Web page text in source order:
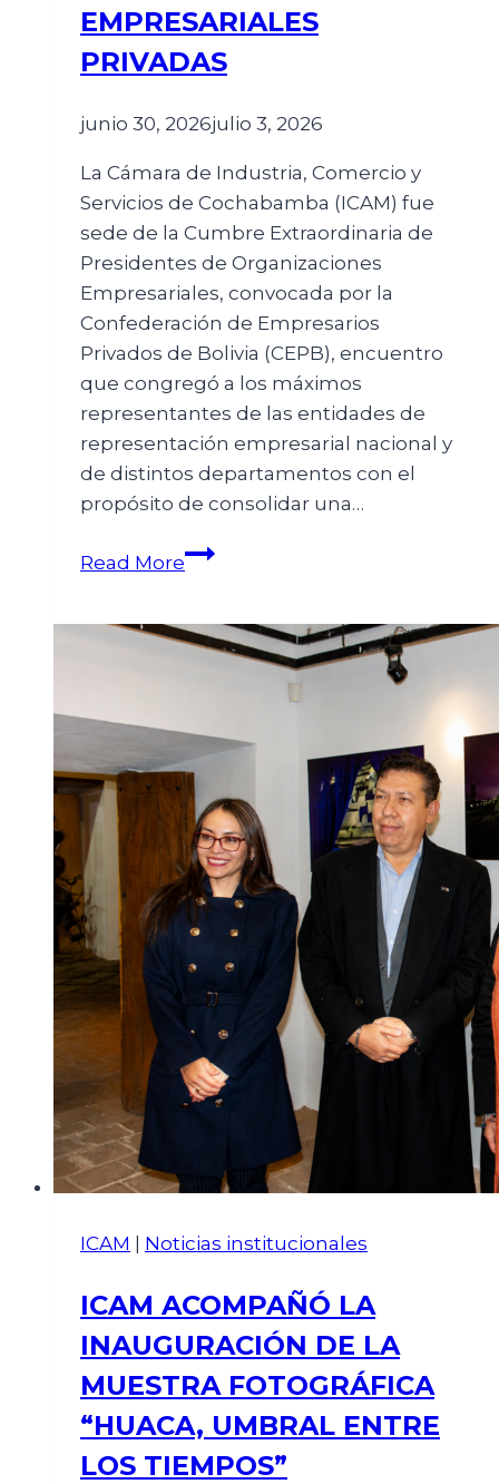
EMPRESARIALES
PRIVADAS
junio 30, 2026julio 3, 2026
La Cámara de Industria, Comercio y
Servicios de Cochabamba (ICAM) fue
sede de la Cumbre Extraordinaria de
Presidentes de Organizaciones
Empresariales, convocada por la
Confederación de Empresarios
Privados de Bolivia (CEPB), encuentro
que congregó a los máximos
representantes de las entidades de
representación empresarial nacional y
de distintos departamentos con el
propósito de consolidar una…
Read More
ICAM Noticias institucionales
ICAM ACOMPAÑÓ LA
INAUGURACIÓN DE LA
MUESTRA FOTOGRÁFICA
“HUACA, UMBRAL ENTRE
LOS TIEMPOS”